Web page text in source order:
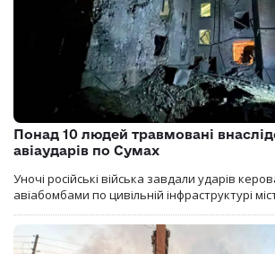
Понад 10 людей травмовані
авіаударів по Сумах
Уночі російські війська завдали ударів
авіабомбами по цивільній інфраструктурі